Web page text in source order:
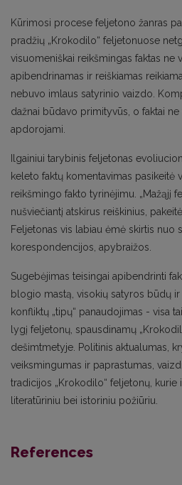
Kūrimosi procese feljetono žanras
pradžių „Krokodilo“ feljetonuose
visuomeniškai reikšmingas faktas ne
apibendrinamas ir reiškiamas
nebuvo imlaus satyrinio vaizdo.
dažnai būdavo primityvūs, o faktai ne
apdorojami.
Ilgainiui tarybinis feljetonas
keleto faktų komentavimas pasikeitė
reikšmingo fakto tyrinėjimu. „Mažąjį
nušviečiantį atskirus reiškinius,
Feljetonas vis labiau ėmė skirtis nuo
korespondencijos, apybraižos.
Sugebėjimas teisingai apibendrinti
blogio mastą, visokių satyros būdų
konfliktų „tipų“ panaudojimas - visa
lygį feljetonų, spausdinamų
dešimtmetyje. Politinis aktualumas,
veiksmingumas ir paprastumas,
tradicijos „Krokodilo“ feljetonų, kurie
literatūriniu bei istoriniu požiūriu.
References